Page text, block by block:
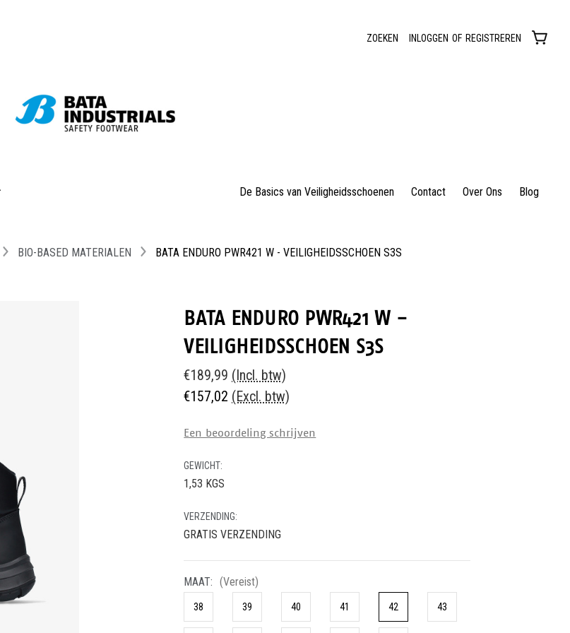
ZOEKEN INLOGGEN OF REGISTREREN
De Basics van Veiligheidsschoenen Contact Over Ons Blog
BIO-BASED MATERIALEN BATA ENDURO PWR421 W - VEILIGHEIDSSCHOEN S3S
BATA ENDURO PWR421 W -
VEILIGHEIDSSCHOEN S3S
€189,99 (Incl. btw)
€157,02 (Excl. btw)
Een beoordeling schrijven
GEWICHT:
1,53 KGS
VERZENDING:
GRATIS VERZENDING
MAAT: (Vereist)
38 39 40 41 42 43